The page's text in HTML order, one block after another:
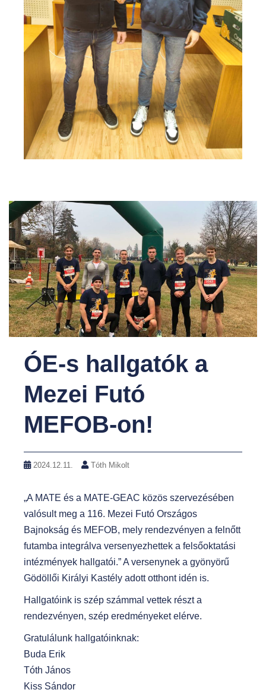
ÓE-s hallgatók a
Mezei Futó
MEFOB-on!
2024.12.11. Tóth Mikolt
„A MATE és a MATE-GEAC közös szervezésében
valósult meg a 116. Mezei Futó Országos
Bajnokság és MEFOB, mely rendezvényen a felnőtt
futamba integrálva versenyezhettek a felsőoktatási
intézmények hallgatói.” A versenynek a gyönyörű
Gödöllői Királyi Kastély adott otthont idén is.
Hallgatóink is szép számmal vettek részt a
rendezvényen, szép eredményeket elérve.
Gratulálunk hallgatóinknak:
Buda Erik
Tóth János
Kiss Sándor